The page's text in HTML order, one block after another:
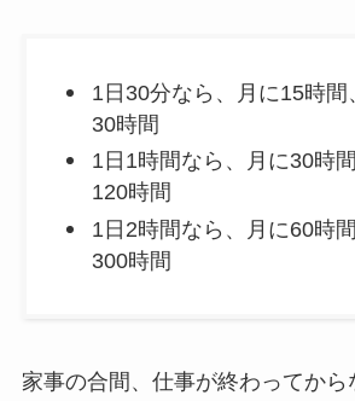
1日30分なら、月に15時間
30時間
1日1時間なら、月に30時
120時間
1日2時間なら、月に60時
300時間
家事の合間、仕事が終わってから